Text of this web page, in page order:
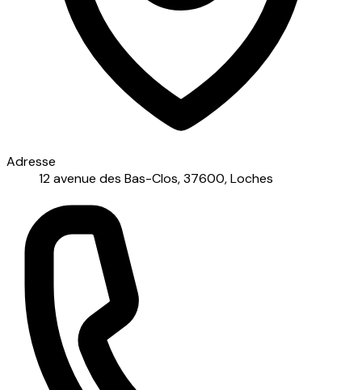
Adresse
12 avenue des Bas-Clos, 37600, Loches